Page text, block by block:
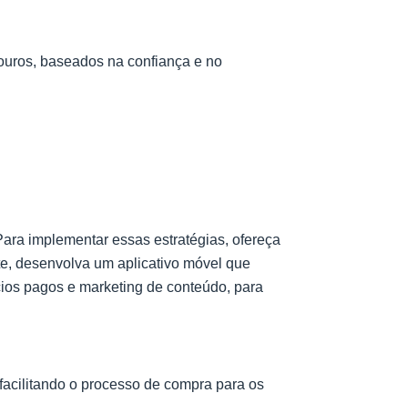
baseados na confiança e no
implementar essas estratégias, ofereça
desenvolva um aplicativo móvel que
pagos e marketing de conteúdo, para
o processo de compra para os